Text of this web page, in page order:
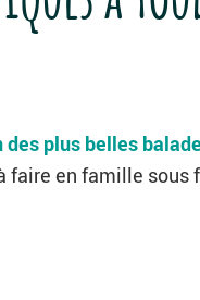
plus belles
faire en famille